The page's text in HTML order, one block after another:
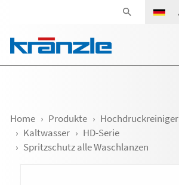
Home Produkte Hochdruckreiniger
Kaltwasser
HD-Serie
Spritzschutz alle Waschlanzen